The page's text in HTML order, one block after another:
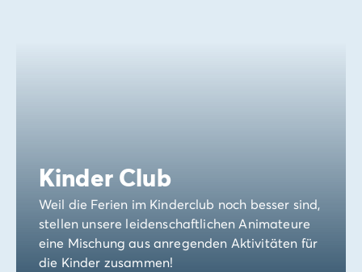
Kinder Club
Weil die Ferien im Kinderclub noch besser sind,
stellen unsere leidenschaftlichen Animateure
eine Mischung aus anregenden Aktivitäten für
die Kinder zusammen!